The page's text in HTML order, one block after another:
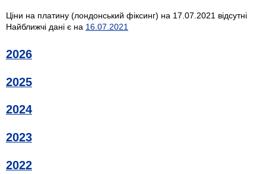
Ціни на платину (лондонський фіксинг) на 17.07.2021 відсутні
Найближчі дані є на 16.07.2021
2026
2025
2024
2023
2022